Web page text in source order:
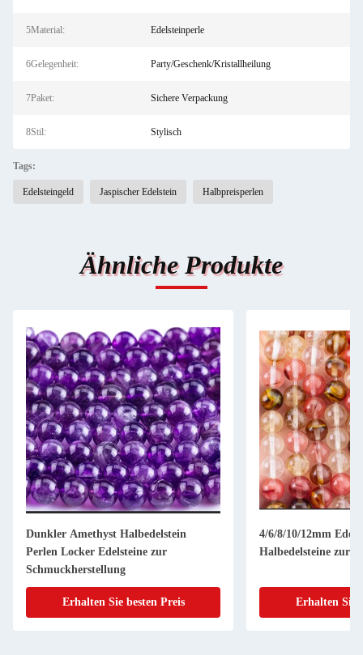
5Material: Edelsteinperle
6Gelegenheit: Party/Geschenk/Kristallheilung
7Paket: Sichere Verpackung
8Stil: Stylisch
Tags:
Edelsteingeld Jaspischer Edelstein Halbpreisperlen
Ähnliche Produkte
Dunkler Amethyst Halbedelstein
Perlen Locker Edelsteine zur
Schmuckherstellung
Erhalten Sie besten Preis
4/6/8/10/12mm
Halbedelsteine zur
Erhalten Sie